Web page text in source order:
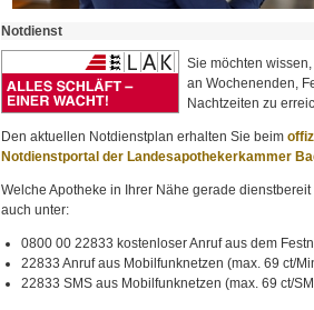
Notdienst
Sie möchten
an Wochenenden,
Nachtzeiten zu
Den aktuellen Notdienstplan erhalten Sie beim
Notdienstportal der Landesapothekerkammer
Welche Apotheke in Ihrer Nähe gerade
auch unter:
0800 00 22833 kostenloser Anruf aus dem
22833 Anruf aus Mobilfunknetzen (max. 69 ct/
22833 SMS aus Mobilfunknetzen (max. 69 ct/